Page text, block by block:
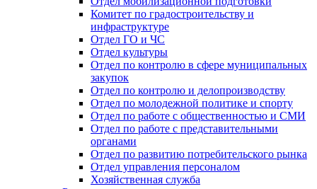
Комитет по градостроительству и
инфраструктуре
Отдел ГО и ЧС
Отдел культуры
Отдел по контролю в сфере муниципальных
закупок
Отдел по контролю и делопроизводству
Отдел по молодежной политике и спорту
Отдел по работе с общественностью и СМИ
Отдел по работе с представительными
органами
Отдел по развитию потребительского рынка
Отдел управления персоналом
Хозяйственная служба